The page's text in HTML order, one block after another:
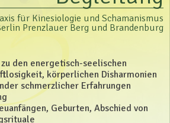
für Kinesiologie und Schamanismus
Prenzlauer Berg und Brandenburg
den energetisch-seelischen
körperlichen Disharmonien
schmerzlicher Erfahrungen
Geburten, Abschied von